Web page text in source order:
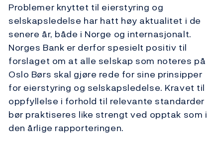
Problemer knyttet til eierstyring og
selskapsledelse har hatt høy aktualitet i de
senere år, både i Norge og internasjonalt.
Norges Bank er derfor spesielt positiv til
forslaget om at alle selskap som noteres på
Oslo Børs skal gjøre rede for sine prinsipper
for eierstyring og selskapsledelse. Kravet til
oppfyllelse i forhold til relevante standarder
bør praktiseres like strengt ved opptak som i
den årlige rapporteringen.